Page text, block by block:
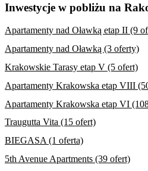
Inwestycje w pobliżu na
Apartamenty nad Oławką etap II (9
Apartamenty nad Oławką (3 oferty)
Krakowskie Tarasy etap V (5 ofert)
Apartamenty Krakowska etap VIII
Apartamenty Krakowska etap VI
Traugutta Vita (15 ofert)
BIEGASA (1 oferta)
5th Avenue Apartments (39 ofert)